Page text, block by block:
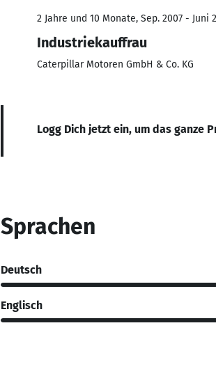
2 Jahre und 10 Monate, Sep. 2007 - Juni
Industriekauffrau
Caterpillar Motoren GmbH & Co. KG
Logg Dich jetzt ein, um das ganze
Sprachen
Deutsch
Englisch